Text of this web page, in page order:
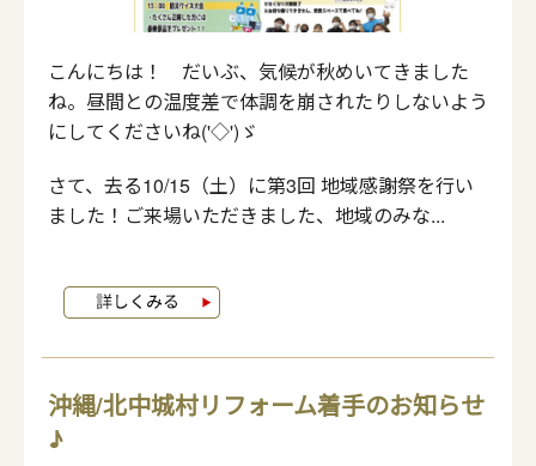
こんにちは！ だいぶ、気候が秋めいてきました
ね。昼間との温度差で体調を崩されたりしないよう
にしてくださいね('◇')ゞ
さて、去る10/15（土）に第3回 地域感謝祭を行い
ました！ご来場いただきました、地域のみな...
沖縄/北中城村リフォーム着手のお知らせ
♪